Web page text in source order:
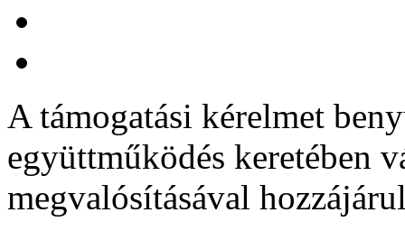
A támogatási kérelmet
együttműködés keretében
megvalósításával